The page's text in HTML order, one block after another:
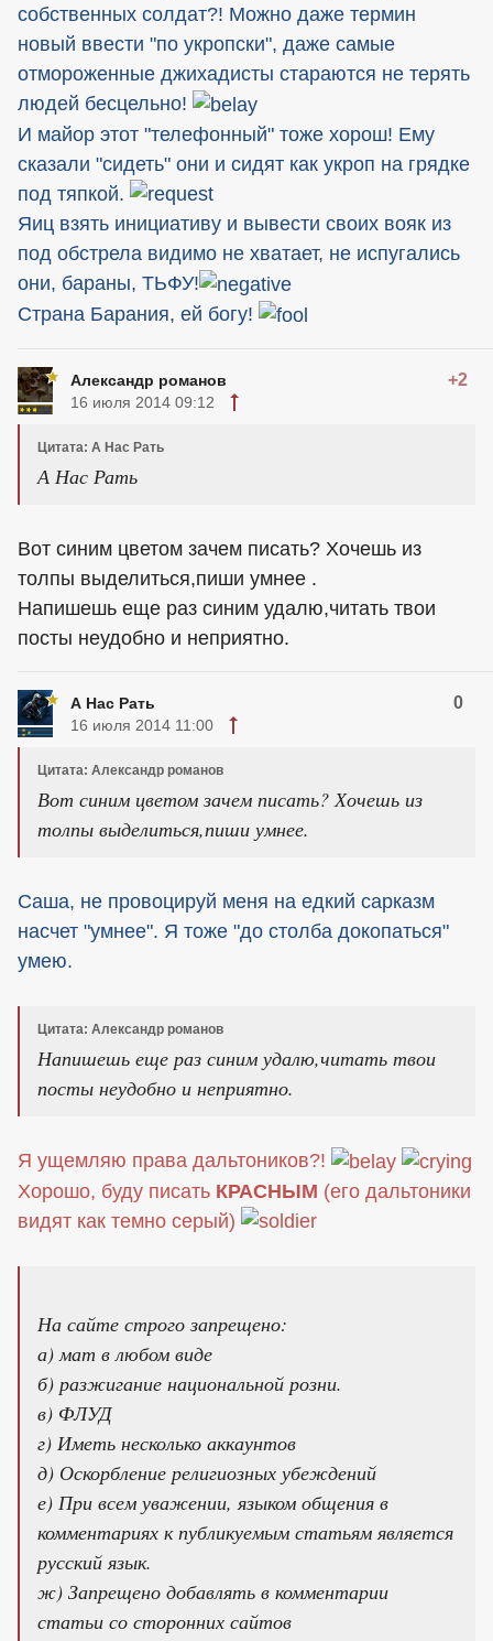
собственных солдат?! Можно даже термин
новый ввести "по укропски", даже самые
отмороженные джихадисты стараются не терять
людей бесцельно!
И майор этот "телефонный" тоже хорош! Ему
сказали "сидеть" они и сидят как укроп на грядке
под тяпкой.
Яиц взять инициативу и вывести своих вояк из
под обстрела видимо не хватает, не испугались
они, бараны, ТЬФУ!
Страна Барания, ей богу!
Александр романов +2
16 июля 2014 09:12
Цитата: А Нас Рать
А Нас Рать
Вот синим цветом зачем писать? Хочешь из
толпы выделиться,пиши умнее .
Напишешь еще раз синим удалю,читать твои
посты неудобно и неприятно.
А Нас Рать 0
16 июля 2014 11:00
Цитата: Александр романов
Вот синим цветом зачем писать? Хочешь из
толпы выделиться,пиши умнее.
Саша, не провоцируй меня на едкий сарказм
насчет "умнее". Я тоже "до столба докопаться"
умею.
Цитата: Александр романов
Напишешь еще раз синим удалю,читать твои
посты неудобно и неприятно.
Я ущемляю права дальтоников?!
Хорошо, буду писать КРАСНЫМ (его дальтоники
видят как темно серый)
На сайте строго запрещено:
а) мат в любом виде
б) разжигание национальной розни.
в) ФЛУД
г) Иметь несколько аккаунтов
д) Оскорбление религиозных убеждений
е) При всем уважении, языком общения в
комментариях к публикуемым статьям является
русский язык.
ж) Запрещено добавлять в комментарии
статьи со сторонних сайтов